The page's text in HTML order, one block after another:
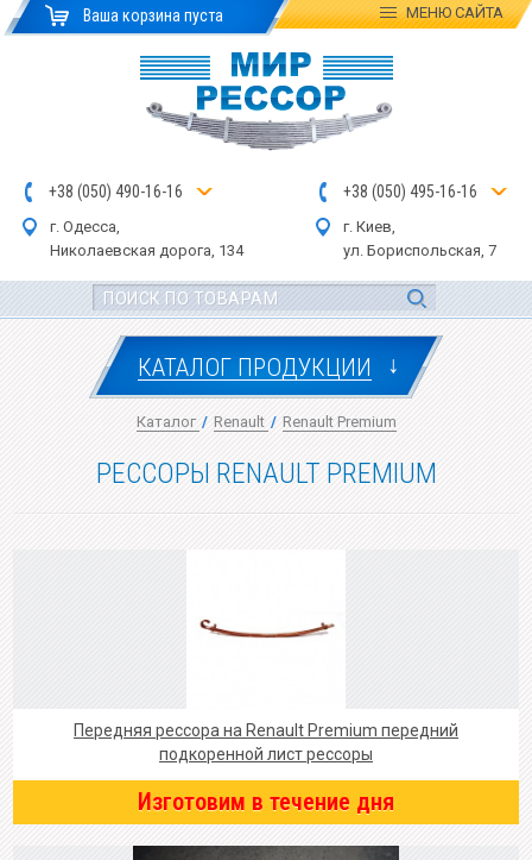
Ваша корзина пуста МЕНЮСАЙТА
+38 (050) 490-16-16
г. Одесса,
Николаевская дорога, 134
+38 (050) 495-16-16
г. Киев,
ул. Бориспольская, 7
КАТАЛОГ ПРОДУКЦИИ ↓
Каталог / Renault / Renault Premium
РЕССОРЫ RENAULT PREMIUM
Передняя рессора на Renault Premium передний
подкоренной лист рессоры
Изготовим в течение дня